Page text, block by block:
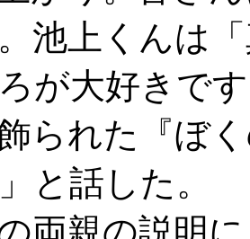
池上くんは
が大好きで
られた『ぼ
と話した。